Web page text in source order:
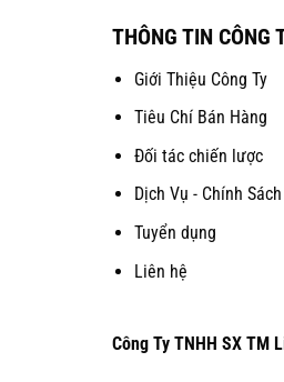
THÔNG TIN CÔNG
Giới Thiệu Công Ty
Tiêu Chí Bán Hàng
Đối tác chiến lược
Dịch Vụ - Chính Sách
Tuyển dụng
Liên hệ
Công Ty TNHH SX TM